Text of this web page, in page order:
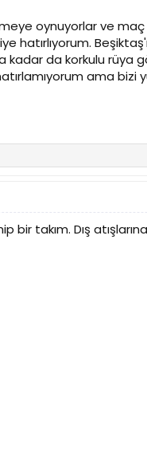
oynuyorlar ve
kadar da korkulu rüya
ama bizi
bir takım. Dış